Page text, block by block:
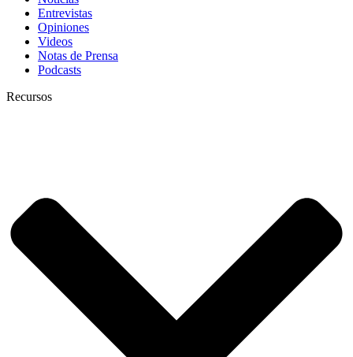
Entrevistas
Opiniones
Videos
Notas de Prensa
Podcasts
Recursos